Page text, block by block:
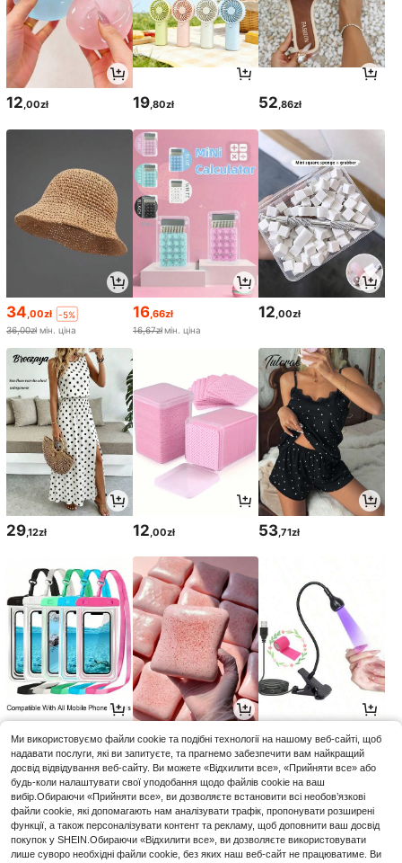
12,00zł 19,80zł 52,86zł
34 ,00zł
-5%
36,00zł мін. ціна
16,66zł
16,67złмін. ціна
12 ,00zł
29,12zł 12,00zł 53,71zł
13,00zł 12,00zł 14,85zł
Ми використовуємо файли cookie та подібні технології на нашому веб-сайті, щоб
надавати послуги, які ви запитуєте, та прагнемо забезпечити вам найкращий
досвід відвідування веб-сайту. Ви можете «Відхилити все», «Прийняти все» або
будь-коли налаштувати свої уподобання щодо файлів cookie на ваш
вибір.Обираючи «Прийняти все», ви дозволяєте встановити всі необов’язкові
файли cookie, які допомагають нам аналізувати трафік, пропонувати розширені
функції, а також персоналізувати контент та рекламу, щоб доповнити ваш досвід
покупок у SHEIN.Обираючи «Відхилити все», ви дозволяєте використовувати
лише суворо необхідні файли cookie, без яких наш веб-сайт не працюватиме. Ви